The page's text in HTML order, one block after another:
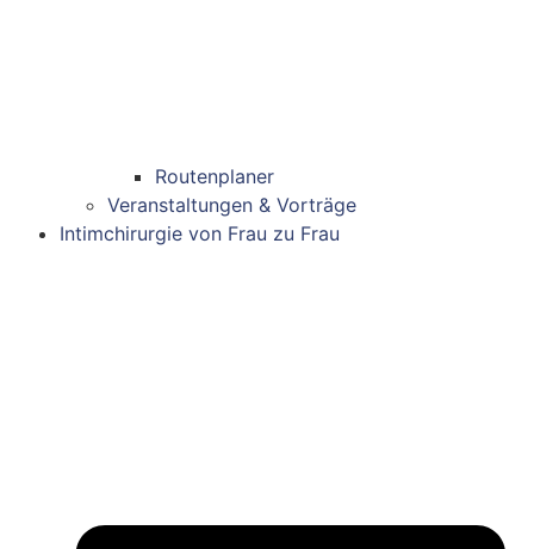
Routenplaner
Veranstaltungen & Vorträge
Intimchirurgie von Frau zu Frau